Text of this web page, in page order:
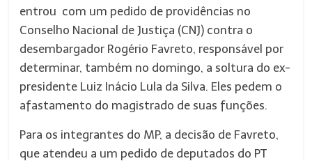
entrou com um pedido de providências no
Conselho Nacional de Justiça (CNJ) contra o
desembargador Rogério Favreto, responsável por
determinar, também no domingo, a soltura do ex-
presidente Luiz Inácio Lula da Silva. Eles pedem o
afastamento do magistrado de suas funções.
Para os integrantes do MP, a decisão de Favreto,
que atendeu a um pedido de deputados do PT